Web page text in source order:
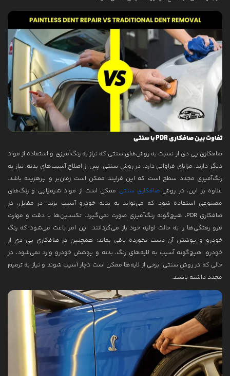
تفاوت بین صافکاری PDR با سنتی
صافکاری پی دی ار نسبت به روش‌های سنتی که نیاز به رنگ‌آمیزی و استفاده از مواد
دیگر دارند، مزایای فراوانی دارد. در روش سنتی، پس از اصلاح آسیب‌های بدنه، نیاز به
رنگ‌آمیزی مجدد سطح است که این فرایند ممکن است زمان‌بر و پرهزینه باشد.
علاوه بر این، در روش صافکاری سنتی ممکن است از مواد شیمیایی و رنگ‌های
مصنوعی استفاده شود که می‌تواند به بدنه خودرو آسیب بزند. در مقابل، در
صافکاری PDR، هیچ‌گونه رنگ‌آمیزی صورت نمی‌گیرد. تکنسین‌ها با دقت و مهارت
فرو رفتگی‌ها را به حالت اولیه خود باز می‌گردانند. این امر باعث می‌شود که رنگ
خودرو و پوشش آن دست نخورده باقی بماند؛ همچنین در صافکاری پی دی ار
خودرو، هیچ‌گونه آسیب به لایه‌های رنگ، بدنه و پوشش خودرو وارد نمی‌شود، در
حالی که در روش سنتی، برخی از لایه‌ها ممکن است دچار آسیب شوند و نیاز به ترمیم
مجدد داشته باشند.